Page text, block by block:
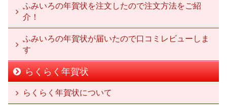
ふみいろの年賀状を注文したので注文方法をご紹
介！
ふみいろの年賀状が届いたので口コミレビューしま
す
らくらく年賀状
らくらく年賀状について